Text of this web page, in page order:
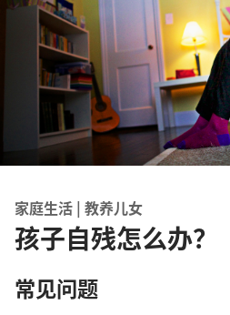
家庭生活 | 教养儿女
孩子自残怎么办？
常见问题